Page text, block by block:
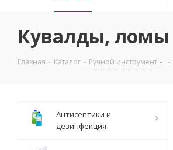
Кувалды, ломы
Главная - Каталог - Ручной инструмент -
Антисептики и
дезинфекция